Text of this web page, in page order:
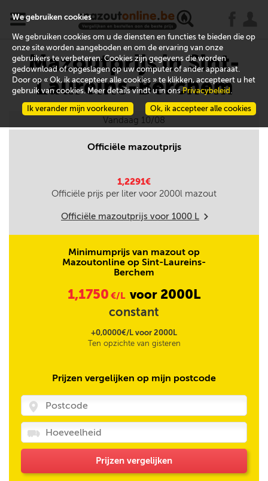
x
Mazoutprijs in Sint-
Laureins-Berchem
Vandaag 10/08
Officiële mazoutprijs
1,2291€
Officiële prijs per liter voor 2000l mazout
Officiële mazoutprijs voor 1000 L m
Minimumprijs van mazout op
Mazoutonline op Sint-Laureins-
Berchem
1,1750 €/L voor 2000L
constant
+0,0000€/L voor 2000L
Ten opzichte van gisteren
Prijzen vergelijken op mijn postcode
Prijzen vergelijken
We gebruiken cookies
We gebruiken cookies om u de diensten en functies te bieden die op
onze site worden aangeboden en om de ervaring van onze
gebruikers te verbeteren. Cookies zijn gegevens die worden
gedownload of opgeslagen op uw computer of ander apparaat.
Door op « Ok, ik accepteer alle cookies » te klikken, accepteert u het
gebruik van cookies. Meer details vindt u in onsPrivacybeleid .
Ok, ik accepteer alle cookies
Ik verander mijn voorkeuren